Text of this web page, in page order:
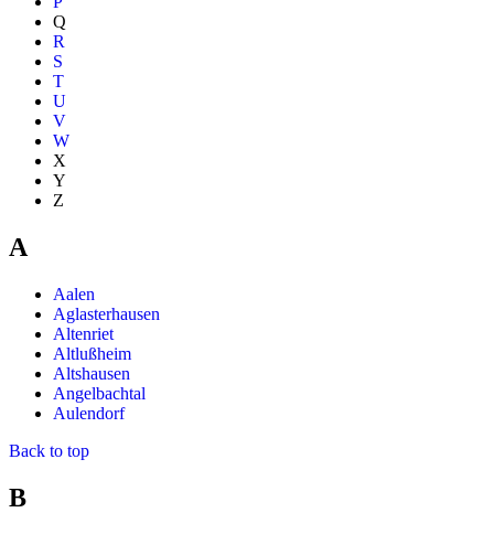
Q
R
S
T
U
V
W
X
Y
Z
A
Aalen
Aglasterhausen
Altenriet
Altlußheim
Altshausen
Angelbachtal
Aulendorf
Back to top
B